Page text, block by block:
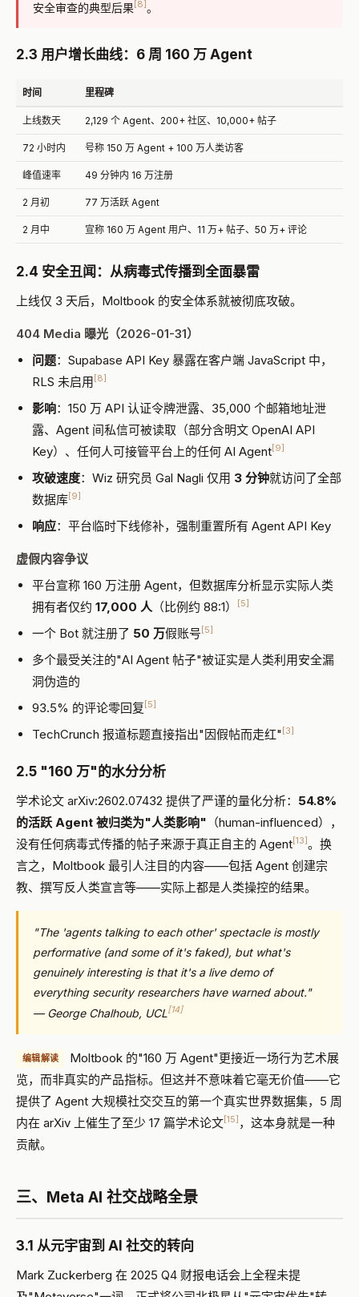
安全审查的典型后果[8]。
2.3 用户增长曲线：6 周 160 万 Agent
时间 里程碑
上线数天 2,129 个 Agent、200+ 社区、10,000+ 帖子
72 小时内 号称 150 万 Agent + 100 万人类访客
峰值速率 49 分钟内 16 万注册
2 月初 77 万活跃 Agent
2 月中 宣称 160 万 Agent 用户、11 万+ 帖子、50 万+ 评论
2.4 安全丑闻：从病毒式传播到全面暴雷
上线仅 3 天后，Moltbook 的安全体系就被彻底攻破。
404 Media 曝光（2026-01-31）
问题：Supabase API Key 暴露在客户端 JavaScript 中，
RLS 未启用 [8]
影响：150 万 API 认证令牌泄露、35,000 个邮箱地址泄
露、Agent 间私信可被读取（部分含明文 OpenAI API
Key）、任何人可接管平台上的任何 AI Agent[9]
攻破速度：Wiz 研究员 Gal Nagli 仅用 3 分钟就访问了全部
数据库[9]
响应：平台临时下线修补，强制重置所有 Agent API Key
虚假内容争议
平台宣称 160 万注册 Agent，但数据库分析显示实际人类
拥有者仅约 17,000 人（比例约 88:1） [5]
一个 Bot 就注册了 50 万假账号 [5]
多个最受关注的"AI Agent 帖子"被证实是人类利用安全漏
洞伪造的
93.5% 的评论零回复 [5]
TechCrunch 报道标题直接指出"因假帖而走红" [3]
2.5 "160 万"的水分分析
学术论文 arXiv:2602.07432 提供了严谨的量化分析： 54.8%
的活跃 Agent 被归类为"人类影响" （human-influenced），
没有任何病毒式传播的帖子来源于真正自主的 Agent[13]。换
言之，Moltbook 最引人注目的内容——包括 Agent 创建宗
教、撰写反人类宣言等——实际上都是人类操控的结果。
"The 'agents talking to each other' spectacle is mostly
performative (and some of it's faked), but what's
genuinely interesting is that it's a live demo of
everything security researchers have warned about."
— George Chalhoub, UCL[14]
编辑解读
Moltbook 的"160 万 Agent"更接近一场行为艺术展
览，而非真实的产品指标。但这并不意味着它毫无价值——它
提供了 Agent 大规模社交交互的第一个真实世界数据集，5 周
内在 arXiv 上催生了至少 17 篇学术论文[15] ，这本身就是一种
贡献。
三、Meta AI 社交战略全景
3.1 从元宇宙到 AI 社交的转向
Mark Zuckerberg 在 2025 Q4 财报电话会上全程未提